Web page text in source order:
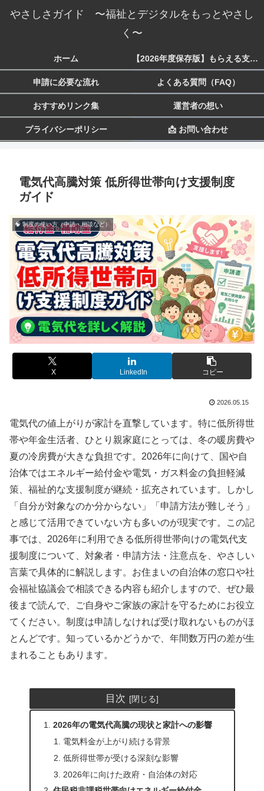
やさしさガイド 〜福祉とデジタルをもっとやさし
く〜
ホーム 【2026年度保存版】もらえる支援一覧 生活・子育て・障害・就労まで
申請に必要な流れ よくある質問（FAQ）
おすすめリンク集 運営者の想い
プライバシーポリシー 📩 お問い合わせ
電気代高騰対策 低所得世帯向け支援制度
ガイド
🧠 制度の使い方（申請・相談など）
X LinkedIn コピー
2026.05.15
電気代の値上がりが家計を直撃しています。特に低所得世
帯や年金生活者、ひとり親家庭にとっては、冬の暖房費や
夏の冷房費が大きな負担です。2026年に向けて、国や自
治体ではエネルギー給付金や電気・ガス料金の負担軽減
策、福祉的な支援制度が継続・拡充されています。しかし
「自分が対象なのか分からない」「申請方法が難しそう」
と感じて活用できていない方も多いのが現実です。この記
事では、2026年に利用できる低所得世帯向けの電気代支
援制度について、対象者・申請方法・注意点を、やさしい
言葉で具体的に解説します。お住まいの自治体の窓口や社
会福祉協議会で相談できる内容も紹介しますので、ぜひ最
後まで読んで、ご自身やご家族の家計を守るためにお役立
てください。制度は申請しなければ受け取れないものがほ
とんどです。知っているかどうかで、年間数万円の差が生
まれることもあります。
目次
2026年の電気代高騰の現状と家計への影響
電気料金が上がり続ける背景
低所得世帯が受ける深刻な影響
2026年に向けた政府・自治体の対応